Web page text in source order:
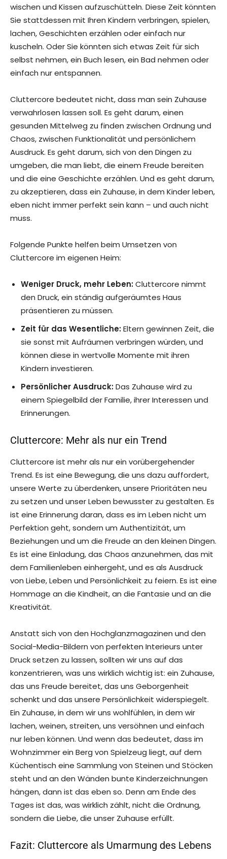
wischen und Kissen aufzuschütteln. Diese Zeit könnten
Sie stattdessen mit Ihren Kindern verbringen, spielen,
lachen, Geschichten erzählen oder einfach nur
kuscheln. Oder Sie könnten sich etwas Zeit für sich
selbst nehmen, ein Buch lesen, ein Bad nehmen oder
einfach nur entspannen.
Cluttercore bedeutet nicht, dass man sein Zuhause
verwahrlosen lassen soll. Es geht darum, einen
gesunden Mittelweg zu finden zwischen Ordnung und
Chaos, zwischen Funktionalität und persönlichem
Ausdruck. Es geht darum, sich von den Dingen zu
umgeben, die man liebt, die einem Freude bereiten
und die eine Geschichte erzählen. Und es geht darum,
zu akzeptieren, dass ein Zuhause, in dem Kinder leben,
eben nicht immer perfekt sein kann – und auch nicht
muss.
Folgende Punkte helfen beim Umsetzen von
Cluttercore im eigenen Heim:
Weniger Druck, mehr Leben:Cluttercore nimmt
den Druck, ein ständig aufgeräumtes Haus
präsentieren zu müssen.
Zeit für das Wesentliche:Eltern gewinnen Zeit, die
sie sonst mit Aufräumen verbringen würden, und
können diese in wertvolle Momente mit ihren
Kindern investieren.
Persönlicher Ausdruck:Das Zuhause wird zu
einem Spiegelbild der Familie, ihrer Interessen und
Erinnerungen.
Cluttercore: Mehr als nur ein Trend
Cluttercore ist mehr als nur ein vorübergehender
Trend. Es ist eine Bewegung, die uns dazu auffordert,
unsere Werte zu überdenken, unsere Prioritäten neu
zu setzen und unser Leben bewusster zu gestalten. Es
ist eine Erinnerung daran, dass es im Leben nicht um
Perfektion geht, sondern um Authentizität, um
Beziehungen und um die Freude an den kleinen Dingen.
Es ist eine Einladung, das Chaos anzunehmen, das mit
dem Familienleben einhergeht, und es als Ausdruck
von Liebe, Leben und Persönlichkeit zu feiern. Es ist eine
Hommage an die Kindheit, an die Fantasie und an die
Kreativität.
Anstatt sich von den Hochglanzmagazinen und den
Social-Media-Bildern von perfekten Interieurs unter
Druck setzen zu lassen, sollten wir uns auf das
konzentrieren, was uns wirklich wichtig ist: ein Zuhause,
das uns Freude bereitet, das uns Geborgenheit
schenkt und das unsere Persönlichkeit widerspiegelt.
Ein Zuhause, in dem wir uns wohlfühlen, in dem wir
lachen, weinen, streiten, uns versöhnen und einfach
nur leben können. Und wenn das bedeutet, dass im
Wohnzimmer ein Berg von Spielzeug liegt, auf dem
Küchentisch eine Sammlung von Steinen und Stöcken
steht und an den Wänden bunte Kinderzeichnungen
hängen, dann ist das eben so. Denn am Ende des
Tages ist das, was wirklich zählt, nicht die Ordnung,
sondern die Liebe, die unser Zuhause erfüllt.
Fazit: Cluttercore als Umarmung des Lebens